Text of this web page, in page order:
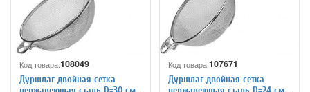
Код товара:108049
Дуршлаг двойная сетка
Код товара:107671
Дуршлаг двойная сетка